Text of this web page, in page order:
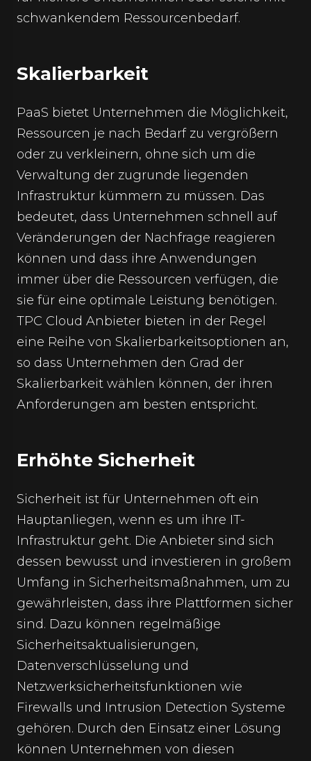
schwankendem Ressourcenbedarf.
Skalierbarkeit
PaaS bietet Unternehmen die Möglichkeit,
Ressourcen je nach Bedarf zu vergrößern
oder zu verkleinern, ohne sich um die
Verwaltung der zugrunde liegenden
Infrastruktur kümmern zu müssen. Das
bedeutet, dass Unternehmen schnell auf
Veränderungen der Nachfrage reagieren
können und dass ihre Anwendungen
immer über die Ressourcen verfügen, die
sie für eine optimale Leistung benötigen.
TPC Cloud Anbieter bieten in der Regel
eine Reihe von Skalierbarkeitsoptionen an,
so dass Unternehmen den Grad der
Skalierbarkeit wählen können, der ihren
Anforderungen am besten entspricht.
Erhöhte Sicherheit
Sicherheit ist für Unternehmen oft ein
Hauptanliegen, wenn es um ihre IT-
Infrastruktur geht. Die Anbieter sind sich
dessen bewusst und investieren in großem
Umfang in Sicherheitsmaßnahmen, um zu
gewährleisten, dass ihre Plattformen sicher
sind. Dazu können regelmäßige
Sicherheitsaktualisierungen,
Datenverschlüsselung und
Netzwerksicherheitsfunktionen wie
Firewalls und Intrusion Detection Systeme
gehören. Durch den Einsatz einer Lösung
können Unternehmen von diesen